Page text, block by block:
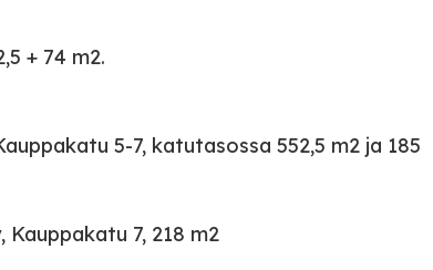
+ 74 m2.
5-7, katutasossa 552,5 m2 ja 185
7, 218 m2